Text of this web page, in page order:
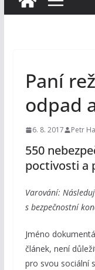
Paní
odpad
6. 8. 2017 Petr
550
poctivosti a
Varování:
s bezpečnostní
Jméno
článek, není
pro svou sociální